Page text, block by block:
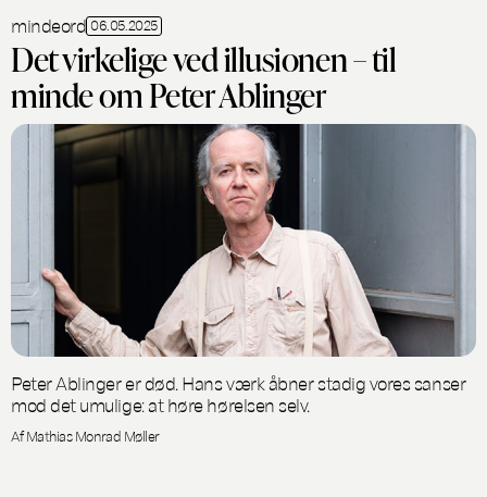
mindeord 06.05.2025
Det virkelige ved illusionen – til
minde om Peter Ablinger
Peter Ablinger er død. Hans værk åbner stadig vores sanser
mod det umulige: at høre hørelsen selv.
Af Mathias Monrad Møller